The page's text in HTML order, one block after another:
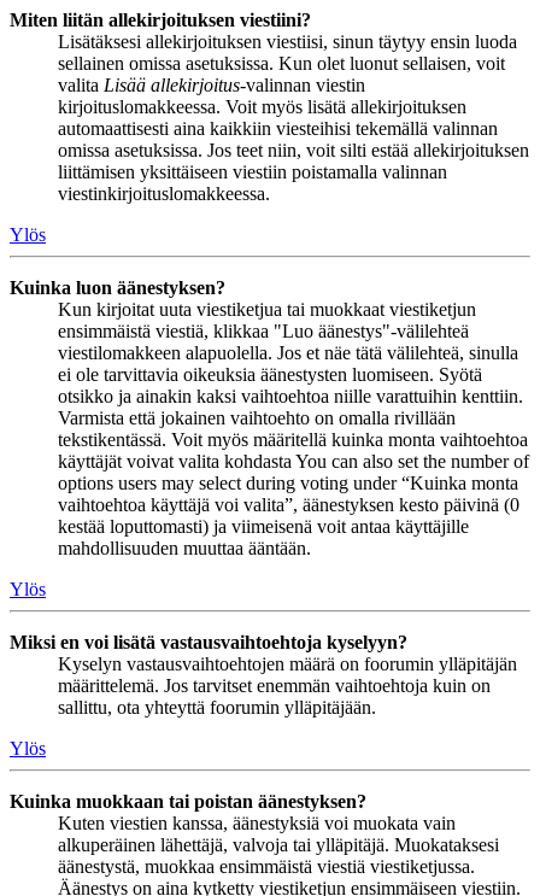
Miten liitän allekirjoituksen viestiini?
Lisätäksesi allekirjoituksen viestiisi, sinun täytyy ensin luoda
sellainen omissa asetuksissa. Kun olet luonut sellaisen, voit
valita Lisää allekirjoitus-valinnan viestin
kirjoituslomakkeessa. Voit myös lisätä allekirjoituksen
automaattisesti aina kaikkiin viesteihisi tekemällä valinnan
omissa asetuksissa. Jos teet niin, voit silti estää allekirjoituksen
liittämisen yksittäiseen viestiin poistamalla valinnan
viestinkirjoituslomakkeessa.
Ylös
Kuinka luon äänestyksen?
Kun kirjoitat uuta viestiketjua tai muokkaat viestiketjun
ensimmäistä viestiä, klikkaa "Luo äänestys"-välilehteä
viestilomakkeen alapuolella. Jos et näe tätä välilehteä, sinulla
ei ole tarvittavia oikeuksia äänestysten luomiseen. Syötä
otsikko ja ainakin kaksi vaihtoehtoa niille varattuihin kenttiin.
Varmista että jokainen vaihtoehto on omalla rivillään
tekstikentässä. Voit myös määritellä kuinka monta vaihtoehtoa
käyttäjät voivat valita kohdasta You can also set the number of
options users may select during voting under “Kuinka monta
vaihtoehtoa käyttäjä voi valita”, äänestyksen kesto päivinä (0
kestää loputtomasti) ja viimeisenä voit antaa käyttäjille
mahdollisuuden muuttaa ääntään.
Ylös
Miksi en voi lisätä vastausvaihtoehtoja kyselyyn?
Kyselyn vastausvaihtoehtojen määrä on foorumin ylläpitäjän
määrittelemä. Jos tarvitset enemmän vaihtoehtoja kuin on
sallittu, ota yhteyttä foorumin ylläpitäjään.
Ylös
Kuinka muokkaan tai poistan äänestyksen?
Kuten viestien kanssa, äänestyksiä voi muokata vain
alkuperäinen lähettäjä, valvoja tai ylläpitäjä. Muokataksesi
äänestystä, muokkaa ensimmäistä viestiä viestiketjussa.
Äänestys on aina kytketty viestiketjun ensimmäiseen viestiin.